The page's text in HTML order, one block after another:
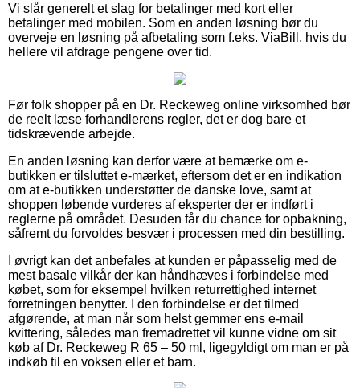
Vi slår generelt et slag for betalinger med kort eller
betalinger med mobilen. Som en anden løsning bør du
overveje en løsning på afbetaling som f.eks. ViaBill, hvis du
hellere vil afdrage pengene over tid.
Før folk shopper på en Dr. Reckeweg online virksomhed bør
de reelt læse forhandlerens regler, det er dog bare et
tidskrævende arbejde.
En anden løsning kan derfor være at bemærke om e-
butikken er tilsluttet e-mærket, eftersom det er en indikation
om at e-butikken understøtter de danske love, samt at
shoppen løbende vurderes af eksperter der er indført i
reglerne på området. Desuden får du chance for opbakning,
såfremt du forvoldes besvær i processen med din bestilling.
I øvrigt kan det anbefales at kunden er påpasselig med de
mest basale vilkår der kan håndhæves i forbindelse med
købet, som for eksempel hvilken returrettighed internet
forretningen benytter. I den forbindelse er det tilmed
afgørende, at man når som helst gemmer ens e-mail
kvittering, således man fremadrettet vil kunne vidne om sit
køb af Dr. Reckeweg R 65 – 50 ml, ligegyldigt om man er på
indkøb til en voksen eller et barn.